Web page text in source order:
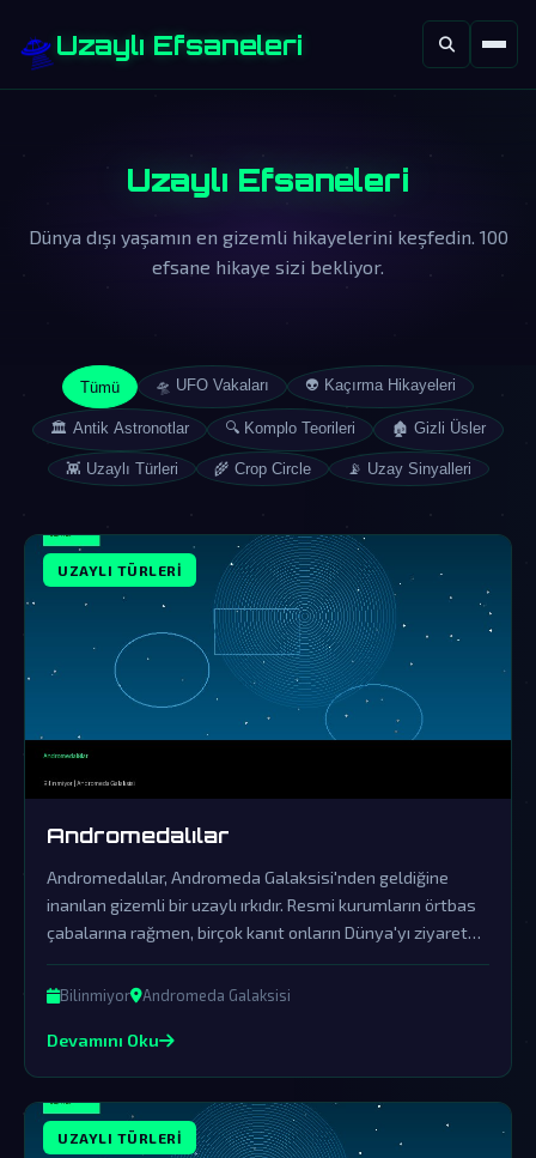
🛸Uzaylı Efsaneleri
Uzaylı Efsaneleri
Dünya dışı yaşamın en gizemli hikayelerini keşfedin. 100
efsane hikaye sizi bekliyor.
Tümü 🛸 UFO Vakaları 👽 Kaçırma Hikayeleri
🏛️ Antik Astronotlar 🔍 Komplo Teorileri 🏚️ Gizli Üsler
👾 Uzaylı Türleri 🌾 Crop Circle 📡 Uzay Sinyalleri
UZAYLI TÜRLERI
Andromedalılar
Andromedalılar, Andromeda Galaksisi'nden geldiğine
inanılan gizemli bir uzaylı ırkıdır. Resmi kurumların örtbas
çabalarına rağmen, birçok kanıt onların Dünya'yı ziyaret
ettiğini göstermektedir.
Bilinmiyor Andromeda Galaksisi
Devamını Oku
UZAYLI TÜRLERI